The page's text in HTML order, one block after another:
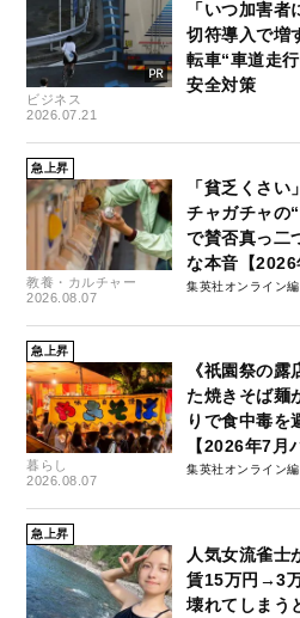
ビジネス
2026.07.21
「いつ加害
切符導入で増
転車“車道走
安全対策
急上昇
教養・カルチャー
2026.08.07
「貧乏くさ
チャガチャの
で賛否真っ二
な本音【2026
集英社オンライン
急上昇
暮らし
2026.08.07
《祇園祭の
た焼きそば麺
りで食中毒を
【2026年7月
集英社オンライン
急上昇
人気女流雀
賃15万円→3
壊れてしまう